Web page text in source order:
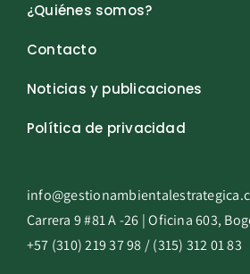
¿Quiénes somos?
Contacto
Noticias y publicaciones
Política de privacidad
Carrera 9 #81 A -26 | Oficina 603,
+57 (310) 219 37 98 / (315) 312 01 83